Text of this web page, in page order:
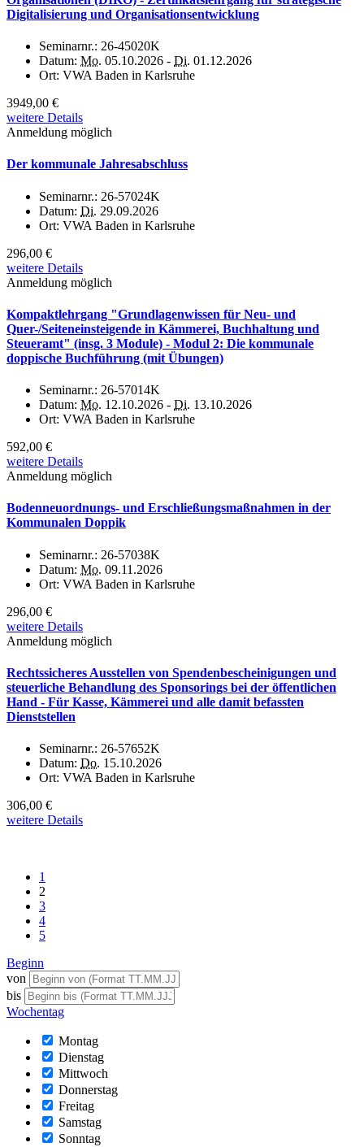
Digitalisierung und Organisationsentwicklung
Seminarnr.: 26-45020K
Datum: Mo. 05.10.2026 - Di. 01.12.2026
Ort: VWA Baden in Karlsruhe
3949,00 €
weitere Details
Anmeldung möglich
Der kommunale Jahresabschluss
Seminarnr.: 26-57024K
Datum: Di. 29.09.2026
Ort: VWA Baden in Karlsruhe
296,00 €
weitere Details
Anmeldung möglich
Kompaktlehrgang "Grundlagenwissen für Neu- und
Quer-/Seiteneinsteigende in Kämmerei, Buchhaltung und
Steueramt" (insg. 3 Module) - Modul 2: Die kommunale
doppische Buchführung (mit Übungen)
Seminarnr.: 26-57014K
Datum: Mo. 12.10.2026 - Di. 13.10.2026
Ort: VWA Baden in Karlsruhe
592,00 €
weitere Details
Anmeldung möglich
Bodenneuordnungs- und Erschließungsmaßnahmen in der
Kommunalen Doppik
Seminarnr.: 26-57038K
Datum: Mo. 09.11.2026
Ort: VWA Baden in Karlsruhe
296,00 €
weitere Details
Anmeldung möglich
Rechtssicheres Ausstellen von Spendenbescheinigungen und
steuerliche Behandlung des Sponsorings bei der öffentlichen
Hand - Für Kasse, Kämmerei und alle damit befassten
Dienststellen
Seminarnr.: 26-57652K
Datum: Do. 15.10.2026
Ort: VWA Baden in Karlsruhe
306,00 €
weitere Details
1
2
3
4
5
Beginn
von
bis
Wochentag
Montag
Dienstag
Mittwoch
Donnerstag
Freitag
Samstag
Sonntag